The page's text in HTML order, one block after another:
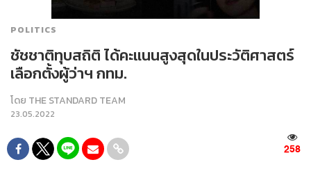
POLITICS
ชัชชาติทุบสถิติ ได้คะแนนสูงสุดในประวัติศาสตร์
เลือกตั้งผู้ว่าฯ กทม.
โดย THE STANDARD TEAM
23.05.2022
258